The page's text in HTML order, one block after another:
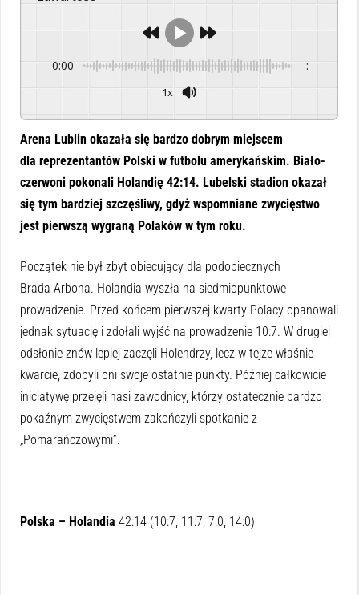
0:00 -:--
1x
Arena Lublin okazała się bardzo dobrym miejscem
dla reprezentantów Polski w futbolu amerykańskim. Biało-
czerwoni pokonali Holandię 42:14. Lubelski stadion okazał
się tym bardziej szczęśliwy, gdyż wspomniane zwycięstwo
jest pierwszą wygraną Polaków w tym roku.
Początek nie był zbyt obiecujący dla podopiecznych
Brada Arbona. Holandia wyszła na siedmiopunktowe
prowadzenie. Przed końcem pierwszej kwarty Polacy opanowali
jednak sytuację i zdołali wyjść na prowadzenie 10:7. W drugiej
odsłonie znów lepiej zaczęli Holendrzy, lecz w tejże właśnie
kwarcie, zdobyli oni swoje ostatnie punkty. Później całkowicie
inicjatywę przejęli nasi zawodnicy, którzy ostatecznie bardzo
pokaźnym zwycięstwem zakończyli spotkanie z
„Pomarańczowymi”.
Polska – Holandia 42:14 (10:7, 11:7, 7:0, 14:0)